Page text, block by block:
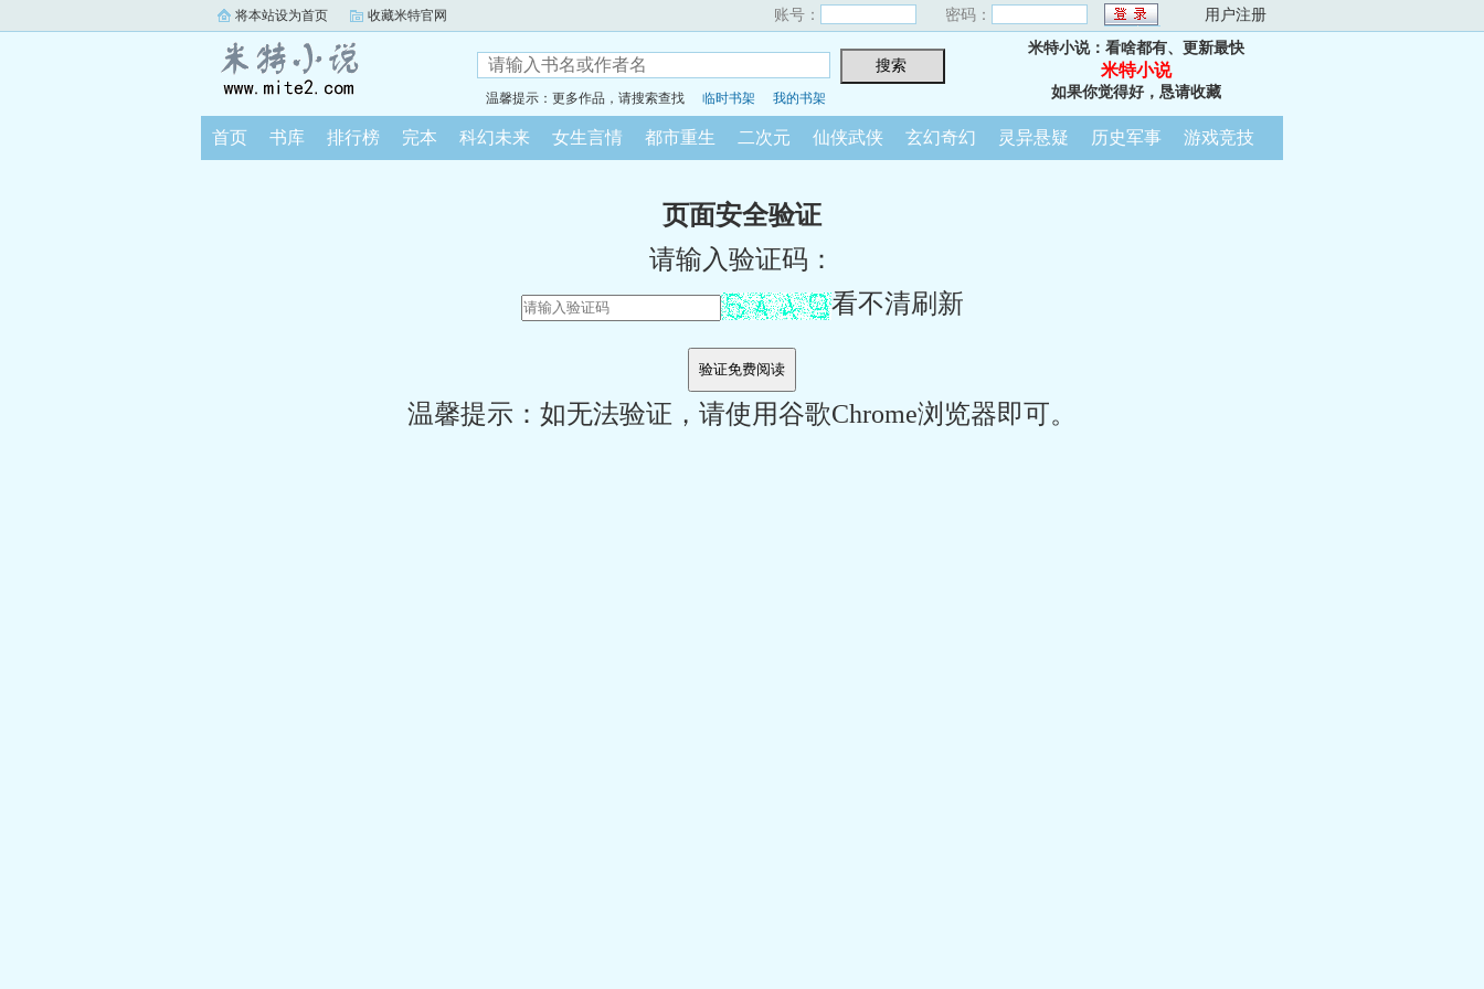
将本站设为首页 收藏米特官网 账号： 密码： 用户注册
温馨提示：更多作品，请搜索查找 临时书架 我的书架
米特小说：看啥都有、更新最快
米特小说
如果你觉得好，恳请收藏
首页 书库 排行榜 完本 科幻未来 女生言情 都市重生 二次元 仙侠武侠 玄幻奇幻 灵异悬疑 历史军事 游戏竞技
页面安全验证
请输入验证码：
看不清刷新
温馨提示：如无法验证，请使用谷歌Chrome浏览器即可。